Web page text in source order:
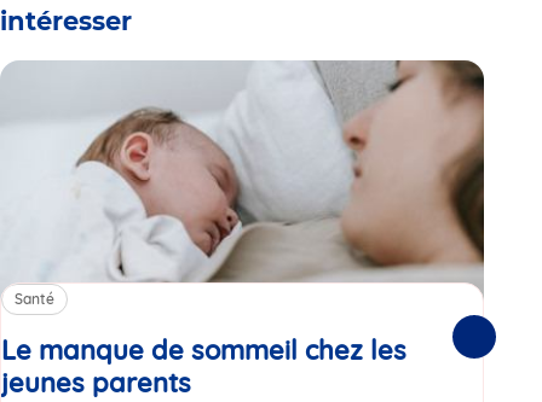
intéresser
Santé
Le manque de sommeil chez les
jeunes parents